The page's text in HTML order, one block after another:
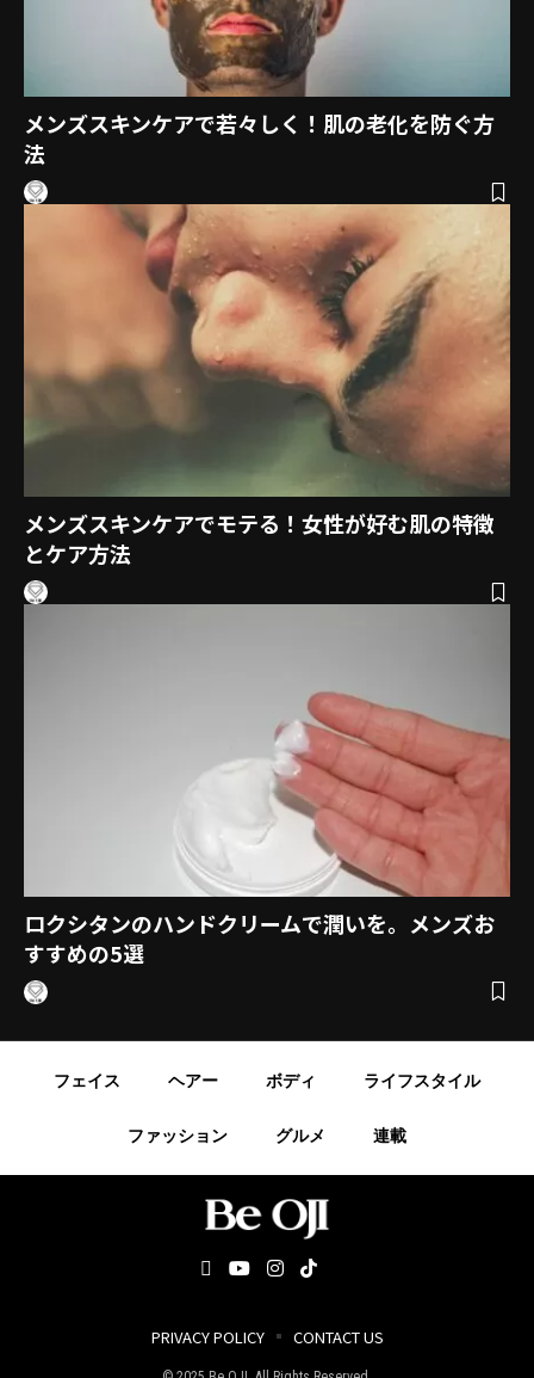
メンズスキンケアで若々しく！肌の老化を防ぐ方
法
メンズスキンケアでモテる！女性が好む肌の特徴
とケア方法
ロクシタンのハンドクリームで潤いを。メンズお
すすめの5選
フェイス ヘアー ボディ ライフスタイル
ファッション グルメ 連載
PRIVACY POLICY CONTACT US